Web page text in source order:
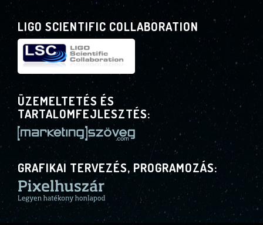
LIGO SCIENTIFIC COLLABORATION
ÜZEMELTETÉS ÉS
TARTALOMFEJLESZTÉS:
GRAFIKAI TERVEZÉS, PROGRAMOZÁS: